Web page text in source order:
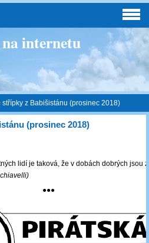
internetu
střípky z Babišistánu (prosinec 2018)
(prosinec 2018)
lidí je taková, že v dobách dobrých jsou
●●●